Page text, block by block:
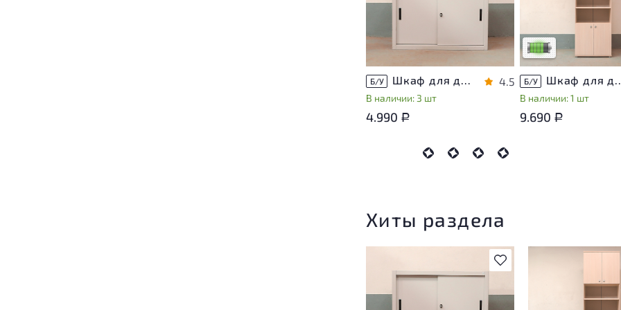
Б/У Шкаф для документов Металл
В наличии: 3 шт
4.5
4.990 Р
эксплуатации, не
использования
Низкая степень
Б/У Шкаф для
В наличии: 1 шт
9.690 Р
Хиты раздела
В избранное
незначительные
эксплуатации, не